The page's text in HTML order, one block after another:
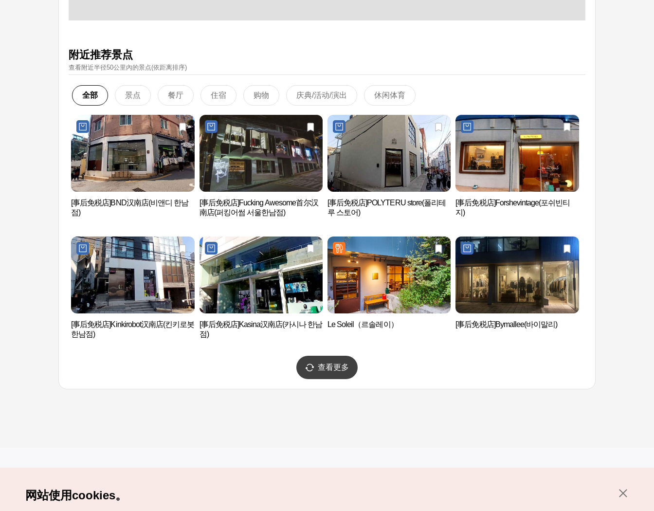
附近推荐景点
查看附近半径50公里內的景点(依距离排序)
全部 景点 餐厅 住宿 购物 庆典/活动/演出 休闲体育
[事后免税店]BND汉南店(비앤디 한남
점)
[事后免税店]Fucking Awesome首尔汉
南店(퍼킹어썸 서울한남점)
[事后免税店]POLYTERU store(폴리테
루 스토어)
[事后免税店]Forshevintage(포쉬빈티
지)
[事后免税店]Kinkirobot汉南店(킨키로봇
한남점)
[事后免税店]Kasina汉南店(카시나 한남
점)
Le Soleil（르솔레이） [事后免税店]Bymallee(바이말리)
查看更多
网站使用cookies。